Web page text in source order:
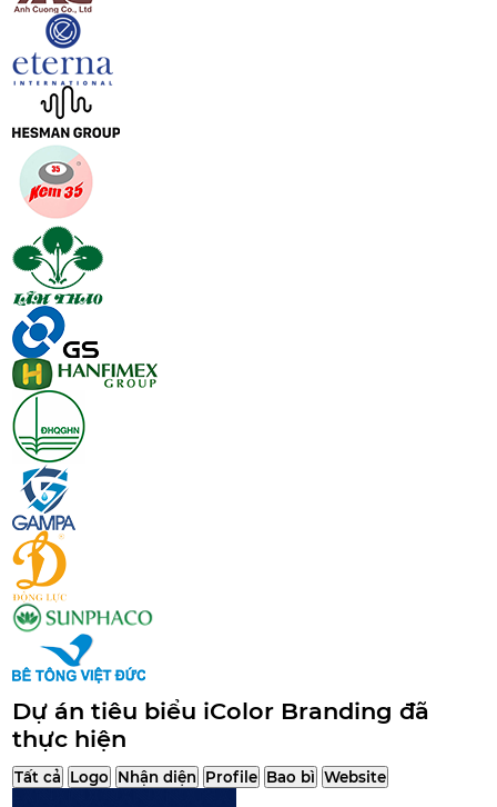
Dự án tiêu biểu iColor Branding đã
thực hiện
Tất cả Logo Nhận diện Profile Bao bì Website